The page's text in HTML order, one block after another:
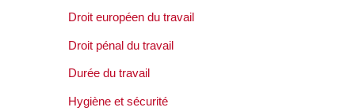
Droit européen du travail
Droit pénal du travail
Durée du travail
Hygiène et sécurité